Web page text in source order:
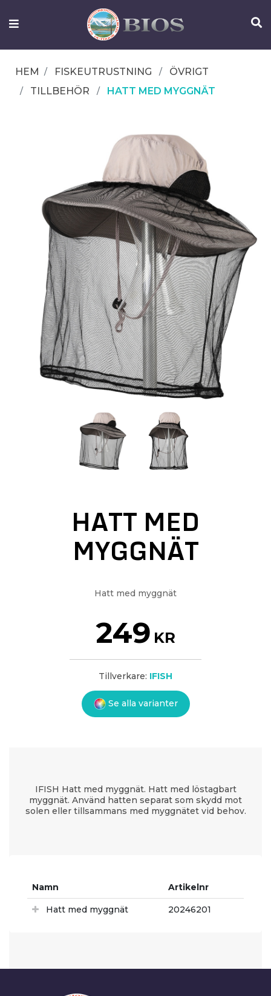
FISKEUTRUSTNING
OM
IFISH
HEM FISKEUTRUSTNING
ÖVRIGT
TILLBEHÖR
HATT MED MYGGNÄT
HATT MED
MYGGNÄT
Hatt med myggnät
249 KR
Tillverkare: IFISH
Se alla varianter
IFISH Hatt med myggnät. Hatt med löstagbart
myggnät. Använd hatten separat som skydd mot
solen eller tillsammans med myggnätet vid behov.
Namn Artikelnr
Hatt med myggnät 20246201